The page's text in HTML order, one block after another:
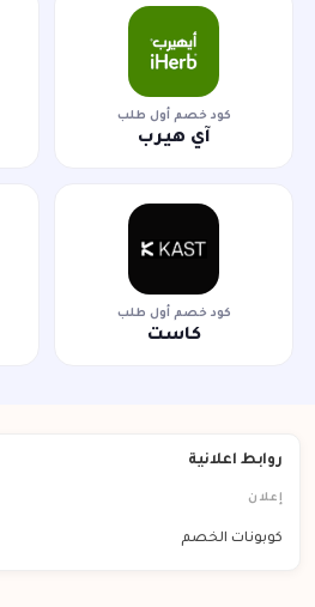
كود خصم أول طلب
آي هيرب
كود خصم أول طلب
كاست
روابط اعلانية
إعلان
كوبونات الخصم